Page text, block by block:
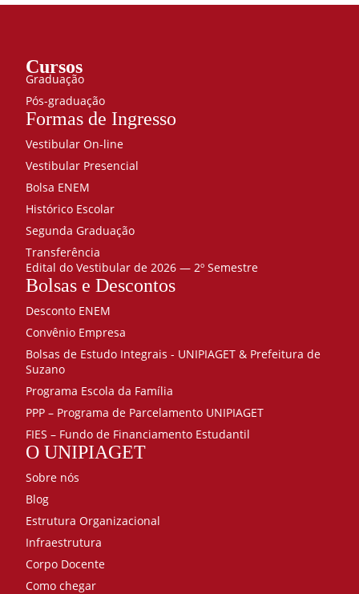
Cursos
Graduação
Pós-graduação
Formas de Ingresso
Vestibular On-line
Vestibular Presencial
Bolsa ENEM
Histórico Escolar
Segunda Graduação
Transferência
Edital do Vestibular de 2026 — 2º Semestre
Bolsas e Descontos
Desconto ENEM
Convênio Empresa
Bolsas de Estudo Integrais - UNIPIAGET & Prefeitura de
Suzano
Programa Escola da Família
PPP – Programa de Parcelamento UNIPIAGET
FIES – Fundo de Financiamento Estudantil
O UNIPIAGET
Sobre nós
Blog
Estrutura Organizacional
Infraestrutura
Corpo Docente
Como chegar